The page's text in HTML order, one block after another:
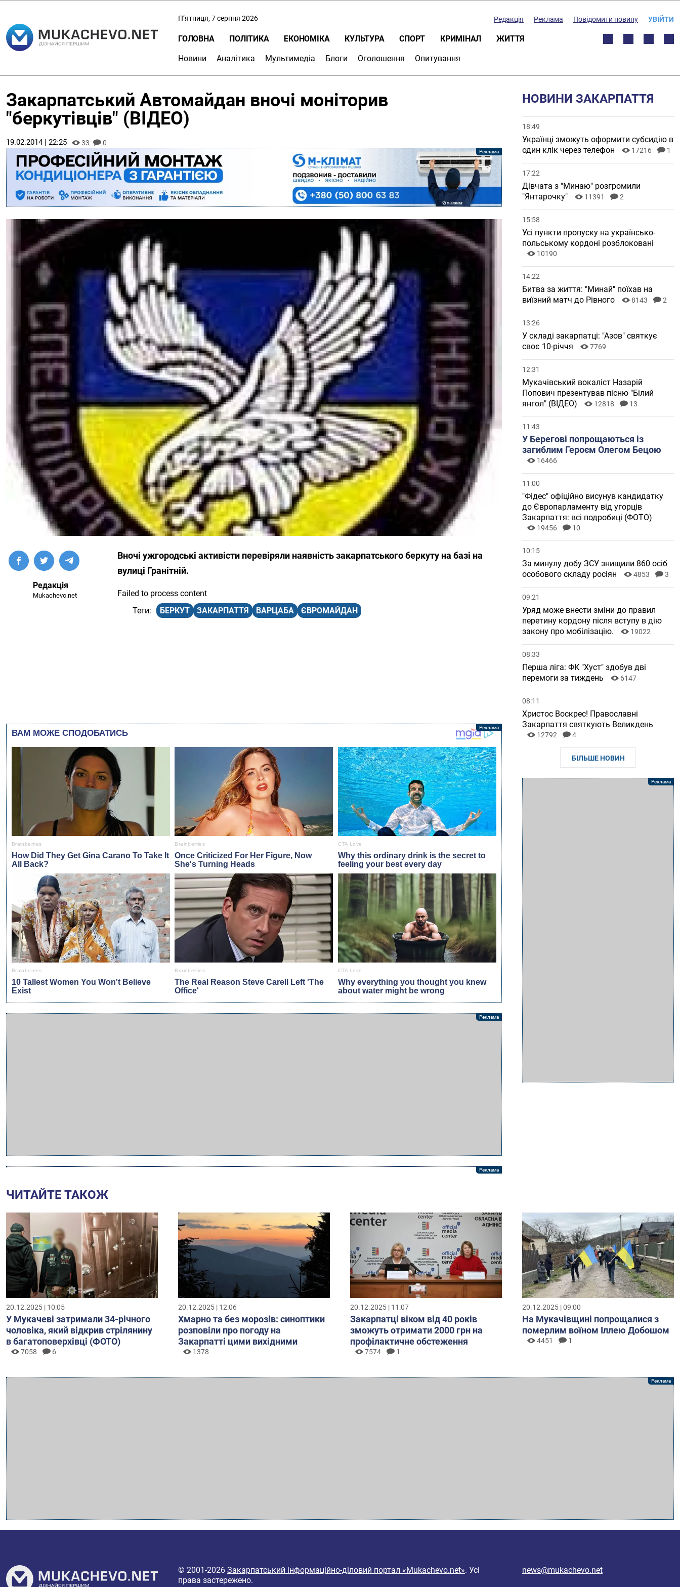
П’ятниця, 7 серпня 2026 Редакція Реклама Повідомити новину УВІЙТИ
ГОЛОВНА ПОЛІТИКА ЕКОНОМІКА КУЛЬТУРА СПОРТ КРИМІНАЛ ЖИТТЯ
Новини Аналітика Мультимедіа Блоги Оголошення Опитування
Закарпатський Автомайдан вночі моніторив
"беркутівців" (ВІДЕО)
19.02.2014 | 22:25 33 0
Редакція
Mukachevo.net
Вночі ужгородські активісти перевіряли наявність закарпатського беркуту на базі на
вулиці Гранітній.
Failed to process content
БЕРКУТ
ЗАКАРПАТТЯ ВАРЦАБА ЄВРОМАЙДАН
НОВИНИ ЗАКАРПАТТЯ
18:49
Українці зможуть оформити субсидію в
один клік через телефон
17216 1
17:22
Дівчата з "Минаю" розгромили
"Янтарочку"
11391 2
15:58
Усі пункти пропуску на українсько-
польському кордоні розблоковані
10190
14:22
Битва за життя: "Минай" поїхав на
виїзний матч до Рівного
8143 2
13:26
У складі закарпатці: "Азов" святкує
своє 10-річчя
7769
12:31
Мукачівський вокаліст Назарій
Попович презентував пісню "Білий
янгол" (ВІДЕО)
12818 13
11:43
У Берегові попрощаються із
загиблим Героєм Олегом Бецою
16466
11:00
"Фідес" офіційно висунув кандидатку
до Європарламенту від угорців
Закарпаття: всі подробиці (ФОТО)
19456 10
10:15
За минулу добу ЗСУ знищили 860 осіб
особового складу росіян
4853 3
09:21
Уряд може внести зміни до правил
перетину кордону після вступу в дію
закону про мобілізацію.
19022
08:33
Перша ліга: ФК "Хуст" здобув дві
перемоги за тиждень
6147
08:11
Христос Воскрес! Православні
Закарпаття святкують Великдень
12792 4
БІЛЬШЕ НОВИН
ЧИТАЙТЕ ТАКОЖ
20.12.2025 | 10:05
У Мукачеві затримали 34-річного
чоловіка, який відкрив стрілянину
в багатоповерхівці (ФОТО)
7058 6
20.12.2025 | 12:06
Хмарно та без морозів: синоптики
розповіли про погоду на
Закарпатті цими вихідними
1378
20.12.2025 | 11:07
Закарпатці віком від 40 років
зможуть отримати 2000 грн на
профілактичне обстеження
7574 1
20.12.2025 | 09:00
На Мукачівщині попрощалися з
померлим воїном Іллею Добошом
4451 1
© 2001-2026 Закарпатський інформаційно-діловий портал «Mukachevo.net». Усі
права застережено.
news@mukachevo.net